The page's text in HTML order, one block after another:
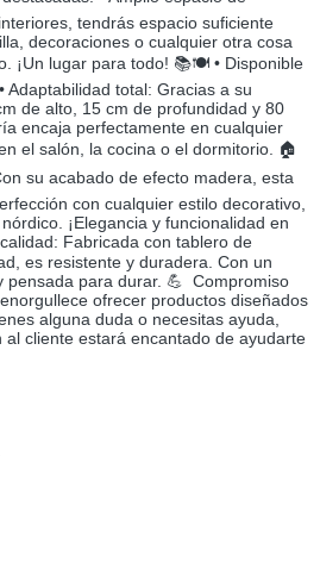
tendrás espacio suficiente
decoraciones o cualquier otra cosa
¡Un lugar para todo! 📚🍽️ • Disponible
Adaptabilidad total: Gracias a su
de alto, 15 cm de profundidad y 80
encaja perfectamente en cualquier
el salón, la cocina o el dormitorio. 🏠
su acabado de efecto madera, esta
con cualquier estilo decorativo,
¡Elegancia y funcionalidad en
Fabricada con tablero de
es resistente y duradera. Con un
pensada para durar. 💪 ­ Compromiso
ofrecer productos diseñados
alguna duda o necesitas ayuda,
cliente estará encantado de ayudarte